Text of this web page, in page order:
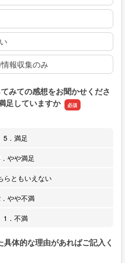
報収集のみ
みての感想をお聞かせくださ
足していますか
5．満足
やや満足
らともいえない
やや不満
1．不満
体的な理由があればご記入く